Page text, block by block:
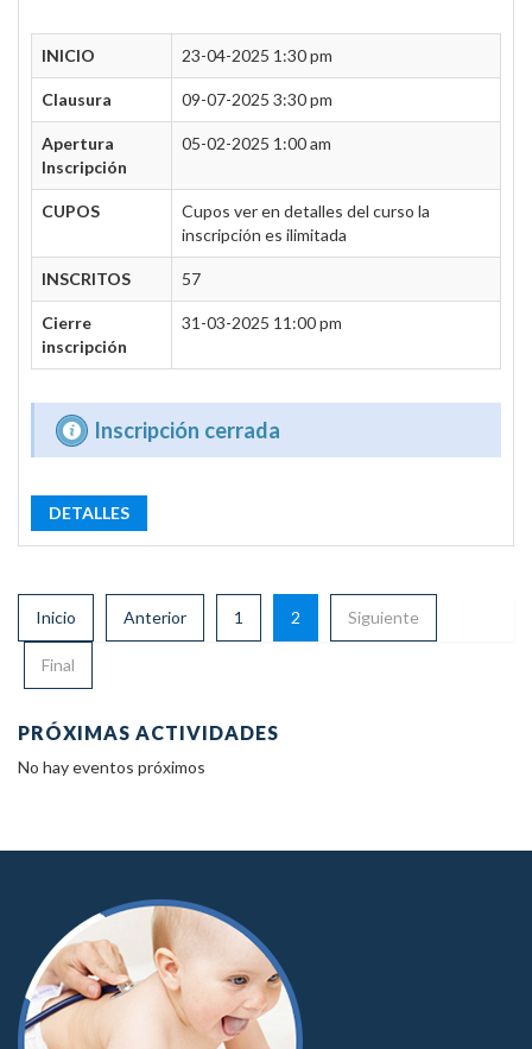
INICIO 23-04-2025 1:30 pm
Clausura 09-07-2025 3:30 pm
Apertura
Inscripción
05-02-2025 1:00 am
CUPOS
Cupos ver en detalles del curso la
inscripción es ilimitada
INSCRITOS 57
Cierre
inscripción
31-03-2025 11:00 pm
Inscripción cerrada
DETALLES
Inicio Anterior 1 2 Siguiente
Final
PRÓXIMAS ACTIVIDADES
No hay eventos próximos